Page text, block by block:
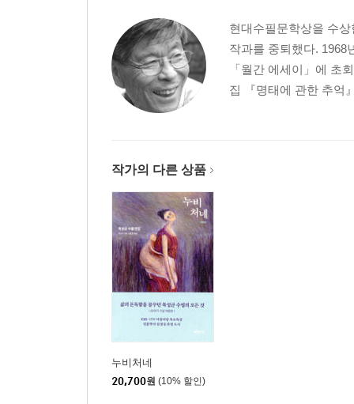
고향집을 허물면서
기둥시계
돼지불알
명태에 관한 추억
할머니의 세월
뻐꾸기 울 때
선풍기
알밤 빠지는 소리
우정의 무대
제4부 불영사에서
장모님과 끽연을
간이역
거진항의 아침
현대수필문학상을 수
작과를 중퇴했다. 1968
「월간 에세이」에 초
집 『명태에 관한 추억
작가의 다른 상품
누비처네
20,700원 (10% 할인)